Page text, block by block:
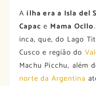
Ailha era a Isla del
Capac e Mama Ocllo
inca, que, do Lago
Cusco e região do
Machu Picchu, além
norte da Argentina